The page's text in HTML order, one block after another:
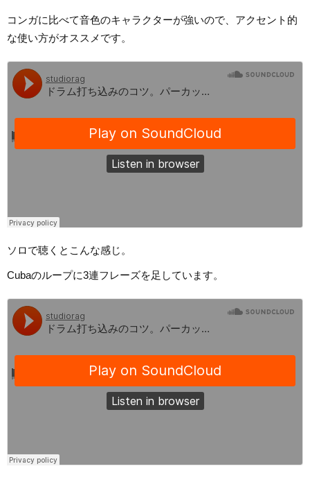
コンガに比べて音色のキャラクターが強いので、アクセント的
な使い方がオススメです。
ソロで聴くとこんな感じ。
Cubaのループに3連フレーズを足しています。